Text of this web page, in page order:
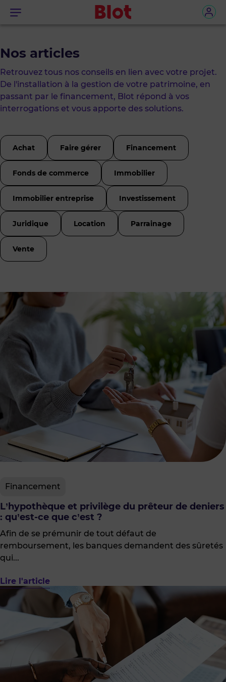
Menu
Nos articles
Retrouvez tous nos conseils en lien avec votre projet.
De l'installation à la gestion de votre patrimoine, en
passant par le financement, Blot répond à vos
interrogations et vous apporte des solutions.
Financement
L’hypothèque et privilège du prêteur de deniers
: qu’est-ce que c’est ?
Afin de se prémunir de tout défaut de
remboursement, les banques demandent des sûretés
qui...
Lire l'article